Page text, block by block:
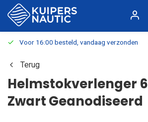
Voor 16:00 besteld, vandaag verzonden
Terug
Helmstokverlenger
Zwart Geanodiseerd